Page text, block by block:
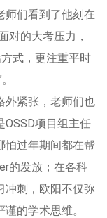
师们看到了他刻在
对的大考压力，
式，更注重平时
外紧张，老师们也
OSSD项目组主任
怕过年期间都在帮
的发放；在各科
冲刺，欧阳不仅弥
的学术思维。